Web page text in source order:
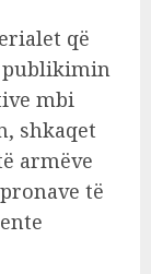
që
publikimin
mbi
shkaqet
armëve
të